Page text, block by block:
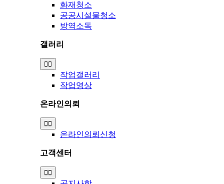
화재청소
공공시설물청소
방역소독
갤러리
Toggle
Navigation
작업갤러리
작업영상
온라인의뢰
Toggle
Navigation
온라인의뢰신청
고객센터
Toggle
Navigation